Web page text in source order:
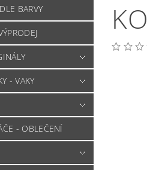
BARVY
- VAKY
- OBLEČENÍ